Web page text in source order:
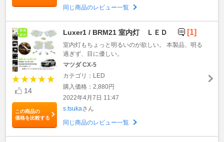
同じ商品のレビュー一覧
14
この商品の
価格を比較する
Luxer1 / BRM21 室内灯 ＬＥＤ [1]
室内灯もちょっと明るいのが欲しい。 本製品、明る
過ぎず、目に優しい。
マツダ CX-5
カテゴリ：LED
購入価格：2,880円
2022年4月7日 11:47
s.tsukaさん
同じ商品のレビュー一覧